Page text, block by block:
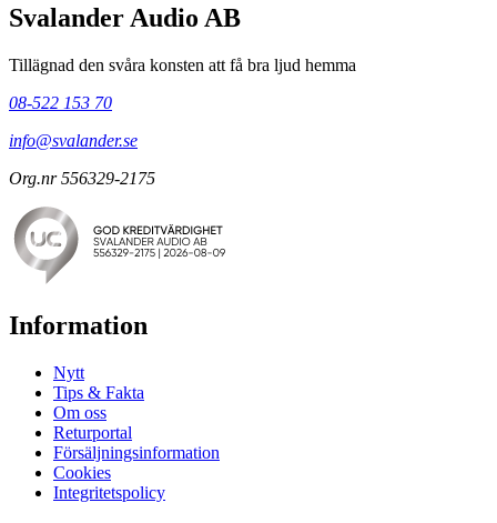
Svalander Audio AB
Tillägnad den svåra konsten att få bra ljud hemma
08-522 153 70
info@svalander.se
Org.nr 556329-2175
Information
Nytt
Tips & Fakta
Om oss
Returportal
Försäljningsinformation
Cookies
Integritetspolicy